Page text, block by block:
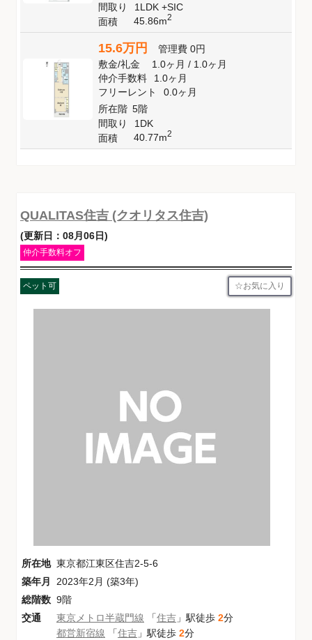
間取り
1LDK +SIC
面積
45.86m2
15.6万円 管理費 0円
敷金/礼金 1.0ヶ月/ 1.0ヶ月
仲介手数料
1.0ヶ月
フリーレント
0.0ヶ月
所在階 5階
間取り
1DK
面積
40.77m2
QUALITAS住吉 (クオリタス住吉)
(更新日：08月06日)
仲介手数料オフ
ペット可 お気に入り
所在地 東京都江東区住吉2-5-6
築年月
2023年2月 (築3年)
総階数 9階
交通
東京メトロ半蔵門線 「住吉 」駅徒歩 2分
都営新宿線 「住吉 」駅徒歩 2分